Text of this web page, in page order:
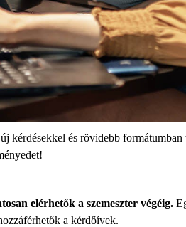
új kérdésekkel és rövidebb formátumban
elérhetők a szemeszter végéig.
a kérdőívek.